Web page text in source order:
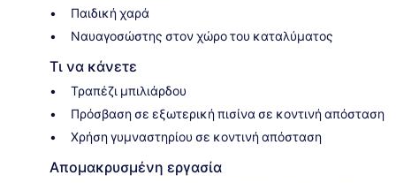
Παιδική χαρά
Ναυαγοσώστης στον χώρο του καταλύματος
Τι να κάνετε
Τραπέζι μπιλιάρδου
Πρόσβαση σε εξωτερική πισίνα σε κοντινή απόσταση
Χρήση γυμναστηρίου σε κοντινή απόσταση
Απομακρυσμένη εργασία